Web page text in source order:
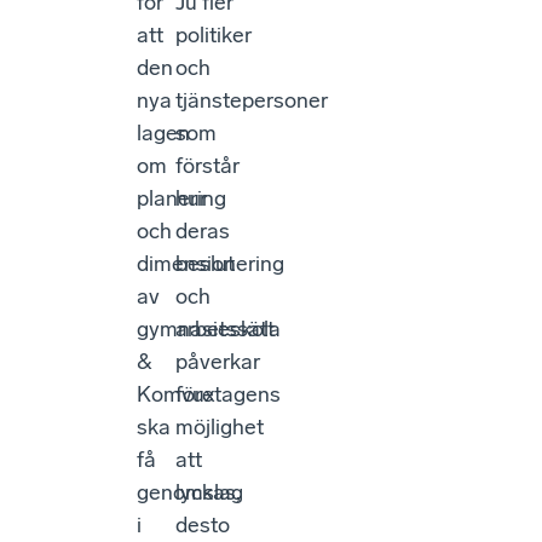
att
den
nya
lagen
om
planering
och
dimensionering
av
gymnasieskola
&
Komvux
ska
få
genomslag
i
politiker
och
tjänstepersoner
som
förstår
hur
deras
beslut
och
arbetssätt
påverkar
företagens
möjlighet
att
lyckas,
desto